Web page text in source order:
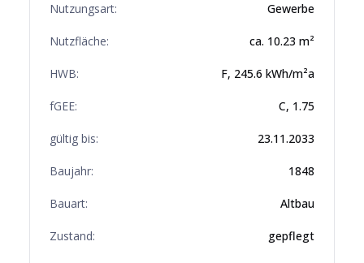
Nutzungsart: Gewerbe
Nutzfläche: ca. 10.23 m²
HWB: F, 245.6 kWh/m²a
fGEE: C, 1.75
gültig bis: 23.11.2033
Baujahr: 1848
Bauart: Altbau
Zustand: gepflegt